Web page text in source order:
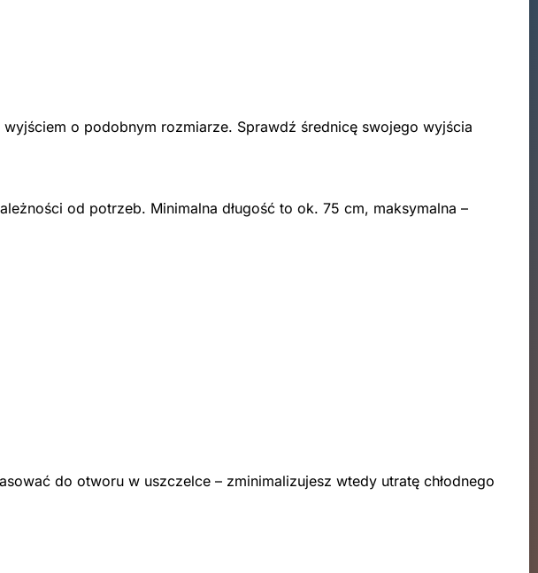
o podobnym rozmiarze. Sprawdź średnicę swojego wyjścia
od potrzeb. Minimalna długość to ok. 75 cm, maksymalna –
do otworu w uszczelce – zminimalizujesz wtedy utratę chłodnego